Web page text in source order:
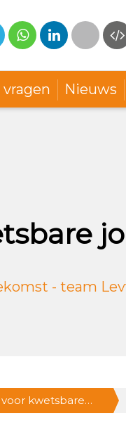
Nieuws
- team
kwetsbare